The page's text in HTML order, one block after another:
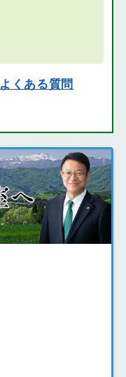
よくある質問